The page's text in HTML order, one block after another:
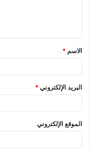
الاسم *
البريد الإلكتروني*
الموقع الإلكتروني